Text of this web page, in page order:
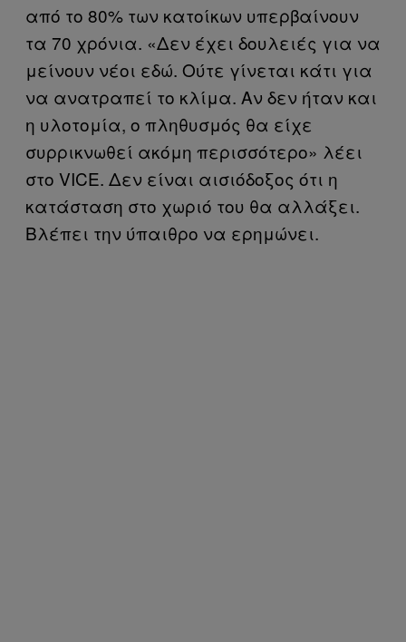
από το 80% των κατοίκων υπερβαίνουν
τα 70 χρόνια. «Δεν έχει δουλειές για να
μείνουν νέοι εδώ. Ούτε γίνεται κάτι για
να ανατραπεί το κλίμα. Αν δεν ήταν και
η υλοτομία, ο πληθυσμός θα είχε
συρρικνωθεί ακόμη περισσότερο» λέει
στο VICE. Δεν είναι αισιόδοξος ότι η
κατάσταση στο χωριό του θα αλλάξει.
Βλέπει την ύπαιθρο να ερημώνει.